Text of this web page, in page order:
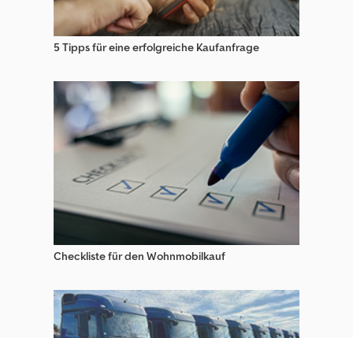
5 Tipps für eine erfolgreiche Kaufanfrage
Checkliste für den Wohnmobilkauf